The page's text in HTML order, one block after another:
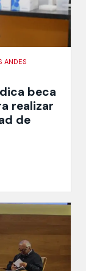
ANDES
beca
realizar
de